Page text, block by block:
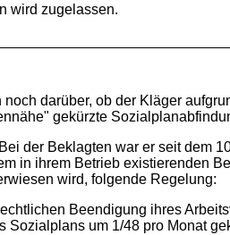
wird zugelassen.
darüber, ob der Kläger
gekürzte
der Beklagten war er seit dem
in ihrem Betrieb existierenden
wird, folgende Regelung:
Beendigung ihres
um 1/48 pro Monat